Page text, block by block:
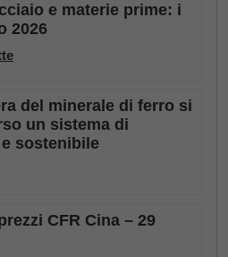
e materie prime: i
2026
del minerale di ferro si
un sistema di
sostenibile
CFR Cina – 29